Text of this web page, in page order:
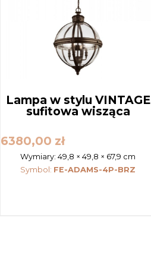
Lampa w stylu VINTAGE
sufitowa wisząca
6380,00 zł
Wymiary:49,8 × 49,8 × 67,9 cm
Symbol: FE-ADAMS-4P-BRZ